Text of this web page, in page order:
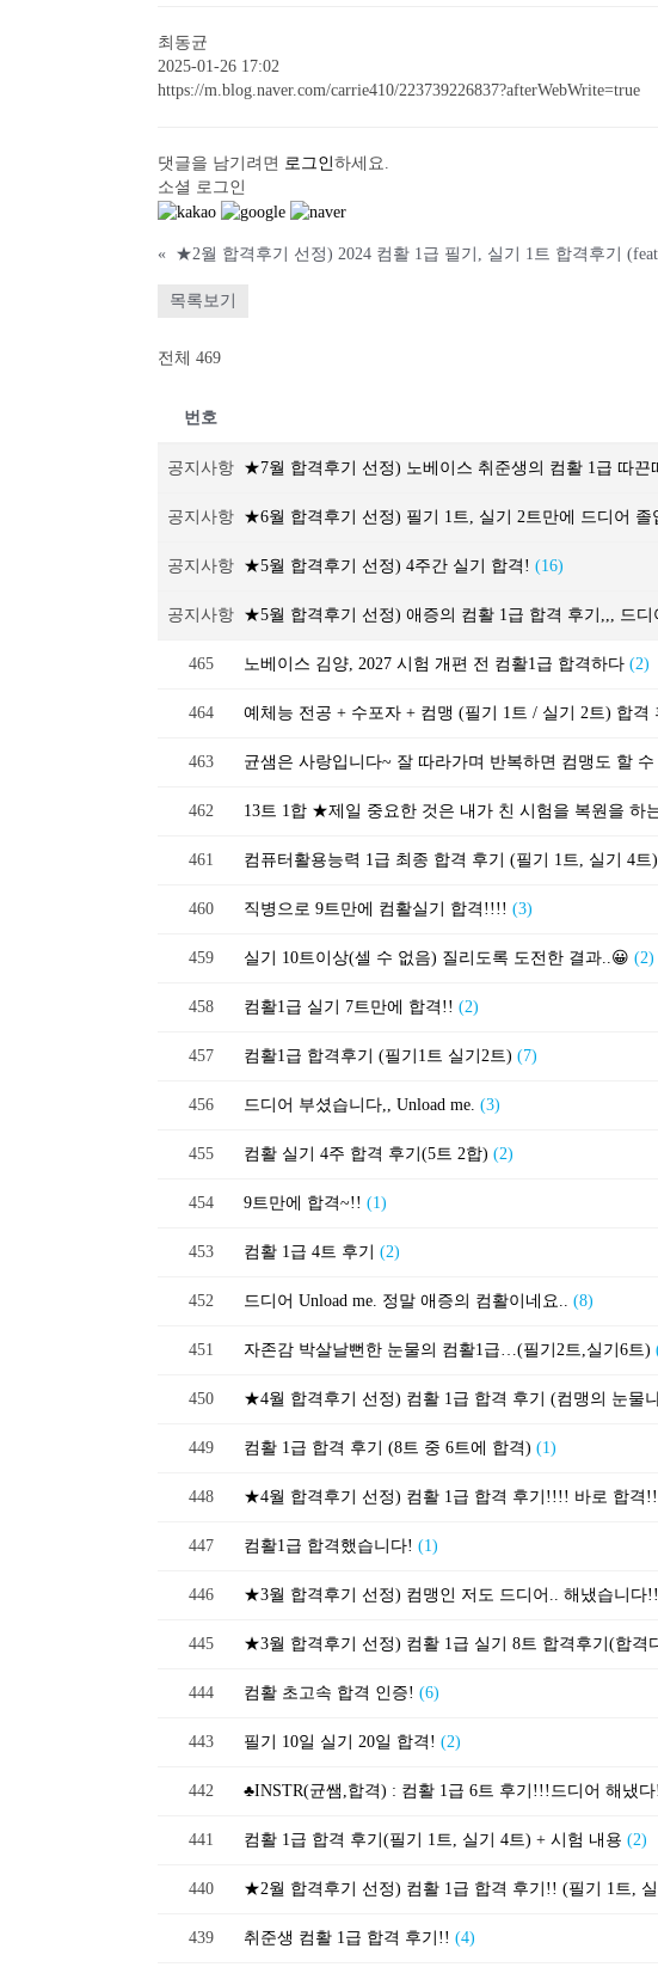
최동균
2025-01-26 17:02
https://m.blog.naver.com/carrie410/223739226837?afterWebWrite=true
댓글을 남기려면 로그인하세요.
소셜 로그인
«
목록보기
전체 469
번호
공지사항 ★7월 합격후기 선정) 노베이스 취준생의 컴활 1급 따
공지사항 ★6월 합격후기 선정) 필기 1트, 실기 2트만에 드디어 졸
공지사항 ★5월 합격후기 선정) 4주간 실기 합격! (16)
공지사항 ★5월 합격후기 선정) 애증의 컴활 1급 합격 후기,,, 드
465 노베이스 김양, 2027 시험 개편 전 컴활1급 합격하다 (2)
464 예체능 전공 + 수포자 + 컴맹 (필기 1트 / 실기 2트) 합격
463 균샘은 사랑입니다~ 잘 따라가며 반복하면 컴맹도 할
462 13트 1합 ★제일 중요한 것은 내가 친 시험을 복원을 하
461 컴퓨터활용능력 1급 최종 합격 후기 (필기 1트, 실기 4트)
460 직병으로 9트만에 컴활실기 합격!!!! (3)
459 실기 10트이상(셀 수 없음) 질리도록 도전한 결과..😀 (2)
458 컴활1급 실기 7트만에 합격!! (2)
457 컴활1급 합격후기 (필기1트 실기2트) (7)
456 드디어 부셨습니다,, Unload me. (3)
455 컴활 실기 4주 합격 후기(5트 2합) (2)
454 9트만에 합격~!! (1)
453 컴활 1급 4트 후기 (2)
452 드디어 Unload me. 정말 애증의 컴활이네요.. (8)
451 자존감 박살날뻔한 눈물의 컴활1급…(필기2트,실기6트)
450 ★4월 합격후기 선정) 컴활 1급 합격 후기 (컴맹의 눈물
449 컴활 1급 합격 후기 (8트 중 6트에 합격) (1)
448 ★4월 합격후기 선정) 컴활 1급 합격 후기!!!! 바로 합격!!
447 컴활1급 합격했습니다! (1)
446
445 ★3월 합격후기 선정) 컴활 1급 실기 8트 합격후기(합격
444 컴활 초고속 합격 인증! (6)
443 필기 10일 실기 20일 합격! (2)
442 ♣INSTR(균쌤,합격) : 컴활 1급 6트 후기!!!드디어 해냈
441 컴활 1급 합격 후기(필기 1트, 실기 4트) + 시험 내용 (2)
440 ★2월 합격후기 선정) 컴활 1급 합격 후기!! (필기 1트,
439 취준생 컴활 1급 합격 후기!! (4)